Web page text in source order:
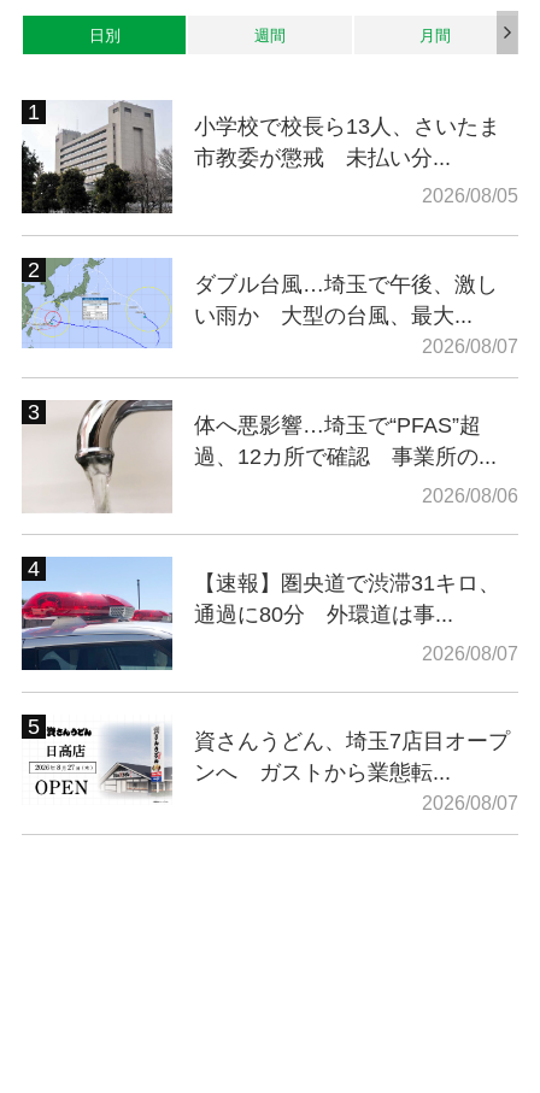
日別 週間 月間
小学校で校長ら13人、さいたま
市教委が懲戒 未払い分...
2026/08/05
ダブル台風…埼玉で午後、激し
い雨か 大型の台風、最大...
2026/08/07
体へ悪影響…埼玉で“PFAS”超
過、12カ所で確認 事業所の...
2026/08/06
【速報】圏央道で渋滞31キロ、
通過に80分 外環道は事...
2026/08/07
資さんうどん、埼玉7店目オープ
ンへ ガストから業態転...
2026/08/07